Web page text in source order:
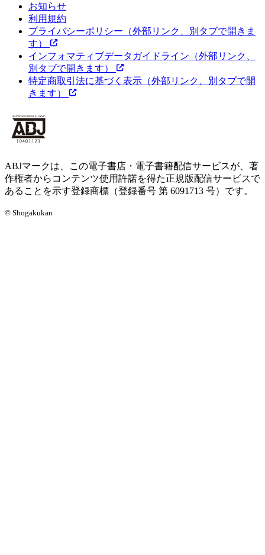
お知らせ
利用規約
プライバシーポリシー （外部リンク、別タブで開きま
す）
インフォマティブデータガイドライン （外部リンク、
別タブで開きます）
特定商取引法に基づく表示 （外部リンク、別タブで開
きます）
ABJマークは、この電子書店・電子書籍配信サービスが、著
作権者からコンテンツ使用許諾を得た正規版配信サービスで
あることを示す登録商標（登録番号 第 6091713 号）です。
© Shogakukan